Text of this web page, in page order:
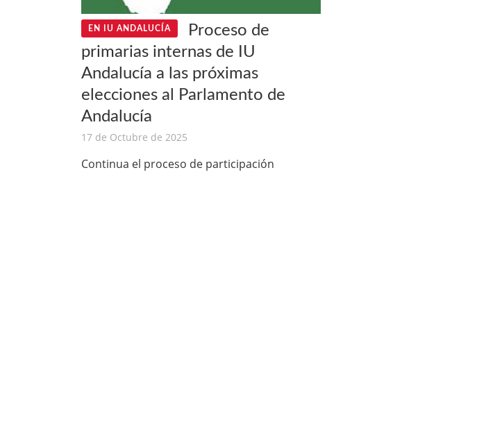
EN IU ANDALUCÍA
Proceso de
primarias internas de IU
Andalucía a las próximas
elecciones al Parlamento de
Andalucía
17 de Octubre de 2025
Continua el proceso de participación